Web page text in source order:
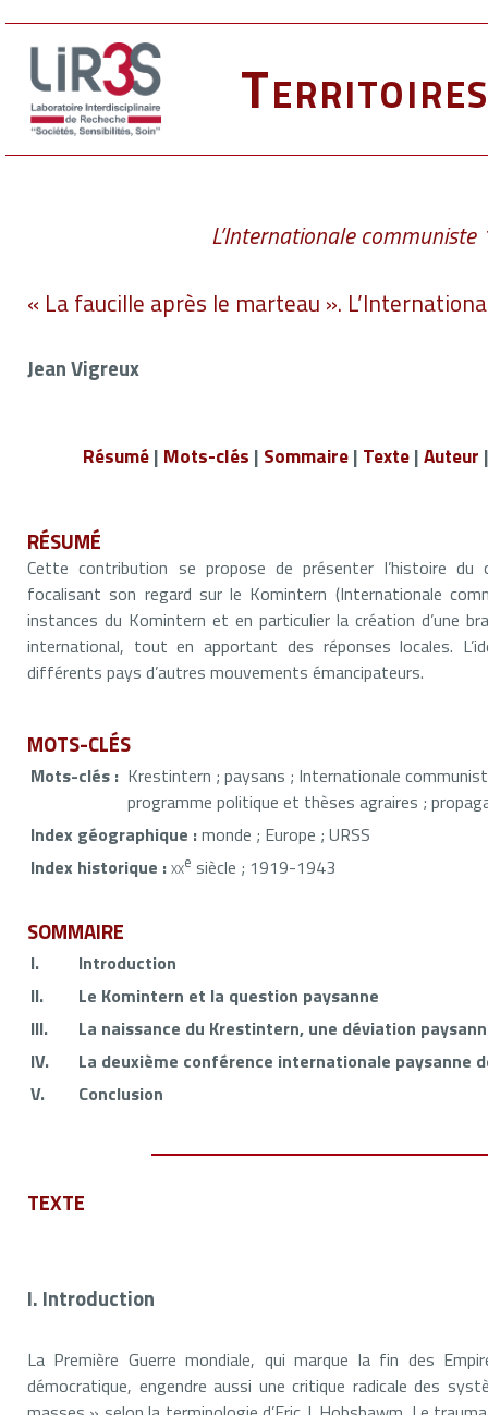
L’Internationale
« La faucille après le marteau ».
Jean Vigreux
Résumé| Mots-clés | Sommaire| Texte|Auteur
RÉSUMÉ
Cette contribution se propose de présenter l’histoire du
focalisant son regard sur le Komintern (Internationale
instances du Komintern et en particulier la création d’une
international, tout en apportant des réponses locales.
différents pays d’autres mouvements émancipateurs.
MOTS-CLÉS
Mots-clés : Krestintern ; paysans ; Internationale
programme politique et thèses agraires ;
Index géographique :monde ; Europe ; URSS
Index historique :xxe siècle ; 1919-1943
SOMMAIRE
I.
Introduction
II.
Le Komintern et la question paysanne
III.
La naissance du Krestintern, une déviation
IV.
La deuxième conférence internationale paysanne
V.
Conclusion
TEXTE
I. Introduction
La Première Guerre mondiale, qui marque la fin des
démocratique, engendre aussi une critique radicale des